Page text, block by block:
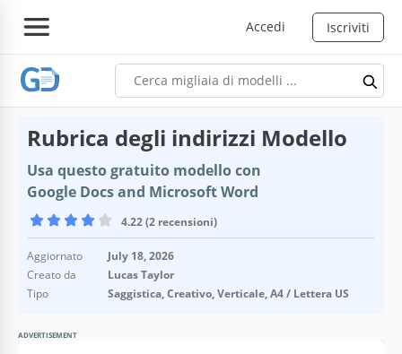
Accedi Iscriviti
Rubrica degli indirizzi Modello
Usa questo gratuito modello con
Google Docs and Microsoft Word
4.22 (2 recensioni)
Aggiornato
July 18, 2026
Creato da
Lucas Taylor
Tipo
Saggistica, Creativo, Verticale, A4 / Lettera US
ADVERTISEMENT